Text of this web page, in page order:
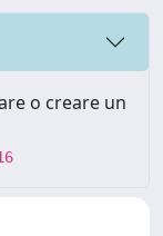
o creare un